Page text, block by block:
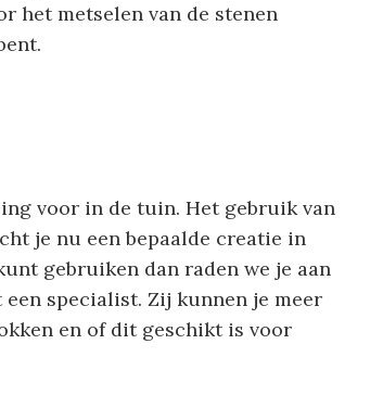
het metselen van de stenen
voor in de tuin. Het gebruik van
je nu een bepaalde creatie in
gebruiken dan raden we je aan
specialist. Zij kunnen je meer
en of dit geschikt is voor